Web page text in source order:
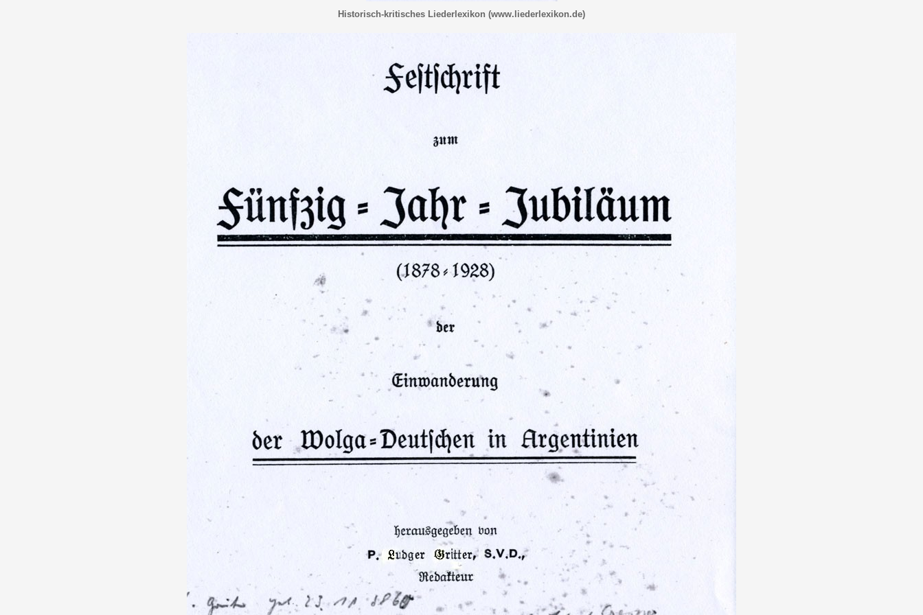
Historisch-kritisches Liederlexikon (www.liederlexikon.de)